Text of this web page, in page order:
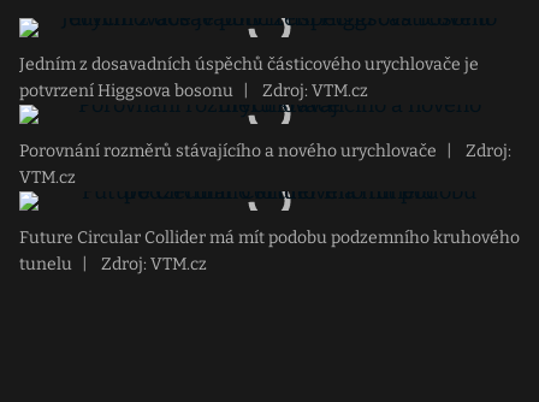
Jedním z dosavadních úspěchů částicového urychlovače je
potvrzení Higgsova bosonu
Zdroj: VTM.cz
Porovnání rozměrů stávajícího a nového urychlovače
Zdroj:
VTM.cz
Future Circular Collider má mít podobu podzemního kruhového
tunelu
Zdroj: VTM.cz